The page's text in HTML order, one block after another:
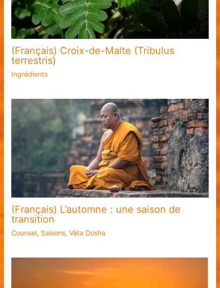
(Français) Croix-de-Malte (Tribulus
terrestris)
Ingrédients
(Français) L’automne : une saison de
transition
Counsel, Saisons, Vāta Dosha